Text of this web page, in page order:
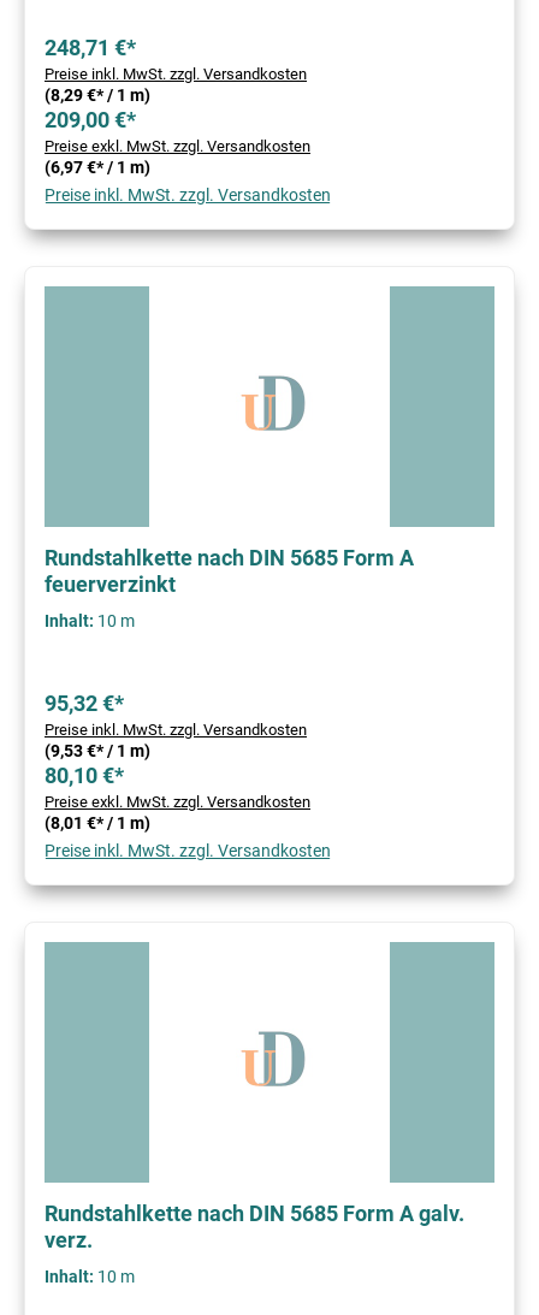
248,71 €*
Preise inkl. MwSt. zzgl. Versandkosten
(8,29 €* / 1 m)
209,00 €*
Preise exkl. MwSt. zzgl. Versandkosten
(6,97 €* / 1 m)
Preise inkl. MwSt. zzgl. Versandkosten
Rundstahlkette nach DIN 5685 Form A
feuerverzinkt
Inhalt: 10 m
95,32 €*
Preise inkl. MwSt. zzgl. Versandkosten
(9,53 €* / 1 m)
80,10 €*
Preise exkl. MwSt. zzgl. Versandkosten
(8,01 €* / 1 m)
Preise inkl. MwSt. zzgl. Versandkosten
Rundstahlkette nach DIN 5685 Form A galv.
verz.
Inhalt: 10 m